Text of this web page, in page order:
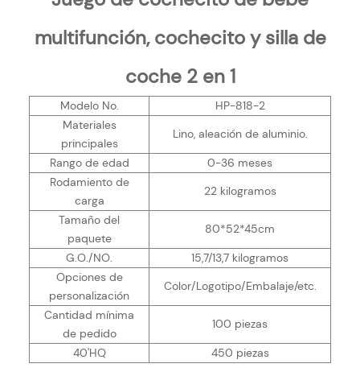
multifunción, cochecito y silla de
coche 2 en 1
Modelo No.
HP-818-2
Materiales
principales
Lino, aleación de aluminio.
Rango de edad
0-36 meses
Rodamiento de
carga
22 kilogramos
Tamaño del
paquete
80*52*45cm
G.O./NO.
15,7/13,7 kilogramos
Opciones de
personalización
Color/Logotipo/Embalaje/etc.
Cantidad mínima
de pedido
100 piezas
40'HQ
450 piezas